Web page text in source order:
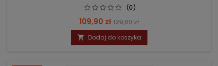
(0)
Cena
109,90 zł Cena
podstawowa
129,00 zł
 Dodaj do koszyka